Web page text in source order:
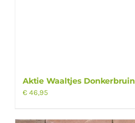
Aktie Waaltjes Donkerbruin
€ 46,95